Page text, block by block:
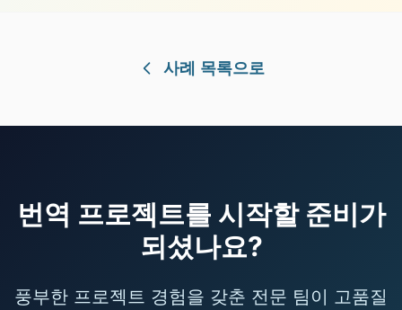
사례 목록으로
번역 프로젝트를 시작할 준비가
되셨나요?
풍부한 프로젝트 경험을 갖춘 전문 팀이 고품질